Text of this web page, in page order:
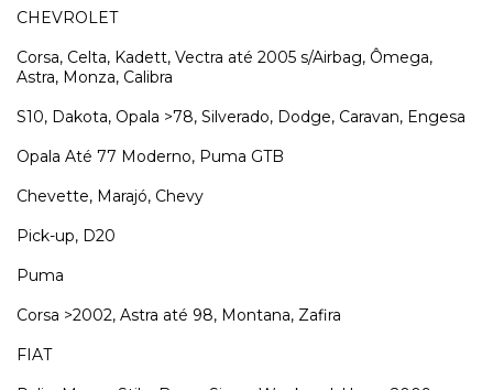
CHEVROLET
Corsa, Celta, Kadett, Vectra até 2005 s/Airbag, Ômega,
Astra, Monza, Calibra
S10, Dakota, Opala >78, Silverado, Dodge, Caravan, Engesa
Opala Até 77 Moderno, Puma GTB
Chevette, Marajó, Chevy
Pick-up, D20
Puma
Corsa >2002, Astra até 98, Montana, Zafira
FIAT